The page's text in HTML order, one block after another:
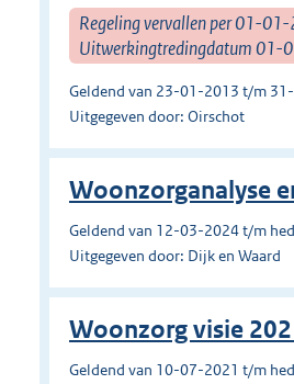
Regeling vervallen per 01-
Uitwerkingtredingdatum 01-
Geldend van 23-01-2013 t/m
Uitgegeven door: Oirschot
Woonzorganalyse
Geldend van 12-03-2024 t/m
Uitgegeven door: Dijk en Waard
Woonzorg visie
Geldend van 10-07-2021 t/m